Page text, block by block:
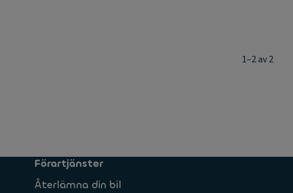
1–2 av 2
Förartjänster
Återlämna din bil